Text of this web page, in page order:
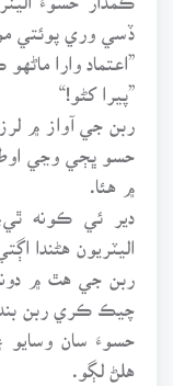
ڏسي وري پوئتي
”اعتماد وارا
”پيرا کڻو!“
ربن جي آواز ۾
حسو ڀڄي وڃي
۾ هئا.
دير ئي ڪونه
اليٽريون هڻندا
ربن جي هٿ ۾
حسوءَ سان وسايو
هلڻ لڳو.